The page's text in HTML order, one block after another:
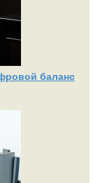
баланс